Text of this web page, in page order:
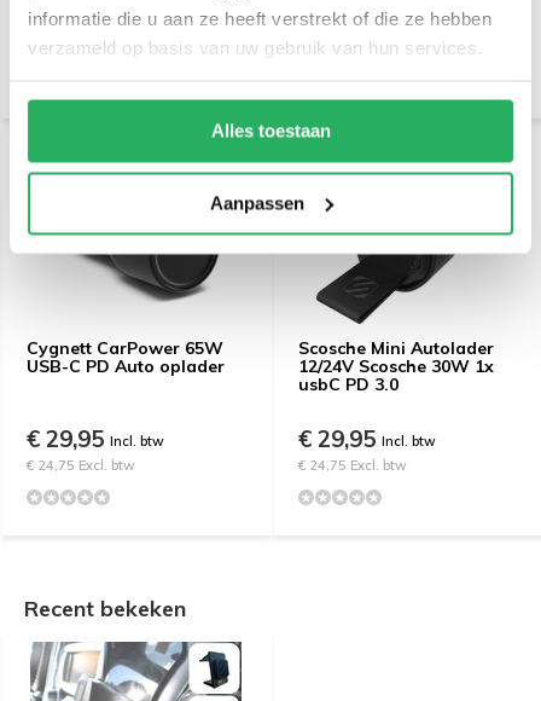
informatie die u aan ze heeft verstrekt of die ze hebben
verzameld op basis van uw gebruik van hun services.
Alles toestaan
Aanpassen
€ 22,95Incl. btw
€ 18,97 Excl. btw
€ 23,95Incl. btw
€ 19,79 Excl. btw
Cygnett CarPower 65W
USB-C PD Auto oplader
€ 29,95 Incl. btw
€ 24,75 Excl. btw
Scosche Mini Autolader
12/24V Scosche 30W 1x
usbC PD 3.0
€ 29,95 Incl. btw
€ 24,75 Excl. btw
Recent bekeken